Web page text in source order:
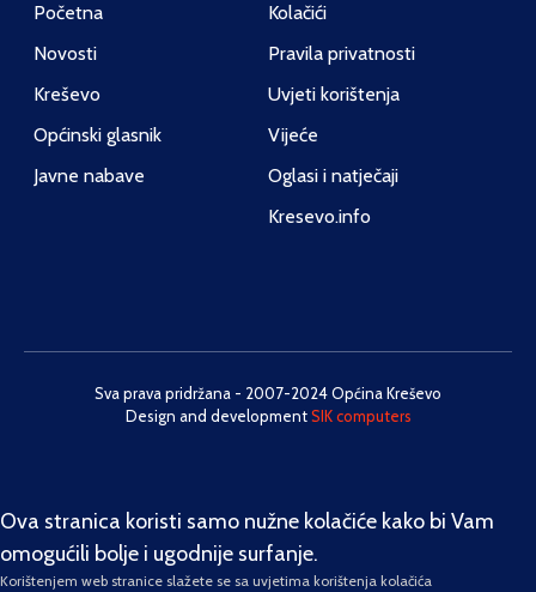
Početna
Novosti
Kreševo
Općinski glasnik
Javne nabave
Kolačići
Pravila privatnosti
Uvjeti korištenja
Vijeće
Oglasi i natječaji
Kresevo.info
Sva prava pridržana - 2007-2024 Općina Kreševo
Design and developmentSIK computers
Ova stranica koristi samo nužne kolačiće kako bi Vam
omogućili bolje i ugodnije surfanje.
Korištenjem web stranice slažete se sa uvjetima korištenja kolačića